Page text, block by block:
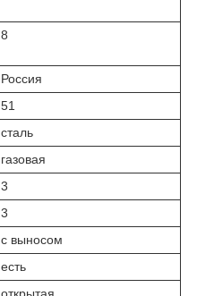
8
Россия
51
сталь
газовая
3
3
с выносом
есть